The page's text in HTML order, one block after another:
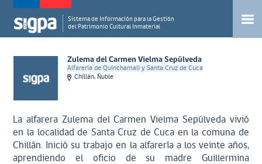
Sistema de Información para la Gestión
del Patrimonio Cultural Inmaterial
Zulema del Carmen Vielma Sepúlveda
Alfarería de Quinchamalí y Santa Cruz de Cuca
Chillán, Ñuble
La alfarera Zulema del Carmen Vielma Sepúlveda vivió
en la localidad de Santa Cruz de Cuca en la comuna de
Chillán. Inició su trabajo en la alfarería a los veinte años,
aprendiendo el oficio de su madre Guillermina